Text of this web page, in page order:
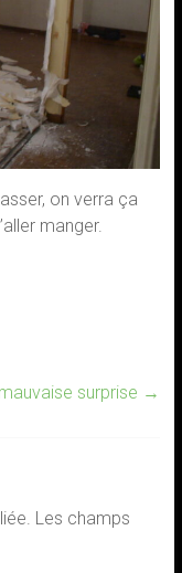
on verra ça
manger.
surprise →
Les champs